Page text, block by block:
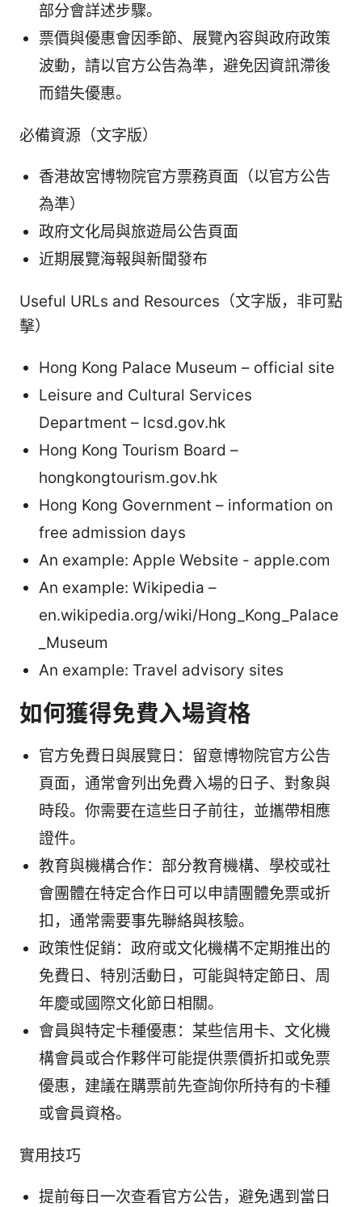
部分會詳述步驟。
票價與優惠會因季節、展覽內容與政府政策
波動，請以官方公告為準，避免因資訊滯後
而錯失優惠。
必備資源（文字版）
香港故宮博物院官方票務頁面（以官方公告
為準）
政府文化局與旅遊局公告頁面
近期展覽海報與新聞發布
Useful URLs and Resources（文字版，非可點
擊）
Hong Kong Palace Museum – official site
Leisure and Cultural Services
Department – lcsd.gov.hk
Hong Kong Tourism Board –
hongkongtourism.gov.hk
Hong Kong Government – information on
free admission days
An example: Apple Website - apple.com
An example: Wikipedia –
en.wikipedia.org/wiki/Hong_Kong_Palace
_Museum
An example: Travel advisory sites
如何獲得免費入場資格
官方免費日與展覽日：留意博物院官方公告
頁面，通常會列出免費入場的日子、對象與
時段。你需要在這些日子前往，並攜帶相應
證件。
教育與機構合作：部分教育機構、學校或社
會團體在特定合作日可以申請團體免票或折
扣，通常需要事先聯絡與核驗。
政策性促銷：政府或文化機構不定期推出的
免費日、特別活動日，可能與特定節日、周
年慶或國際文化節日相關。
會員與特定卡種優惠：某些信用卡、文化機
構會員或合作夥伴可能提供票價折扣或免票
優惠，建議在購票前先查詢你所持有的卡種
或會員資格。
實用技巧
提前每日一次查看官方公告，避免遇到當日